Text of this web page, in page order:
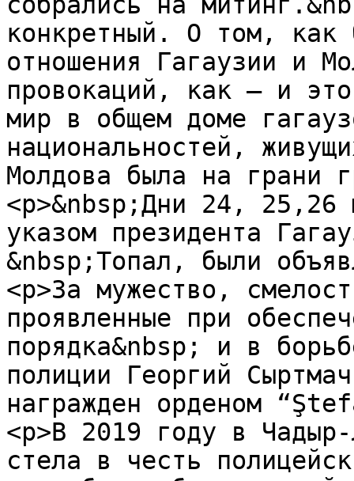
конкретный. О том, как
отношения Гагаузии и
провокаций, как – и
мир в общем доме
национальностей,
Молдова была на грани
<p>&nbsp;Дни 24, 25,26
указом президента
&nbsp;Топал, были
<p>За мужество,
проявленные при
порядка&nbsp; и в
полиции Георгий
награжден орденом
<p>В 2019 году в
стела в честь